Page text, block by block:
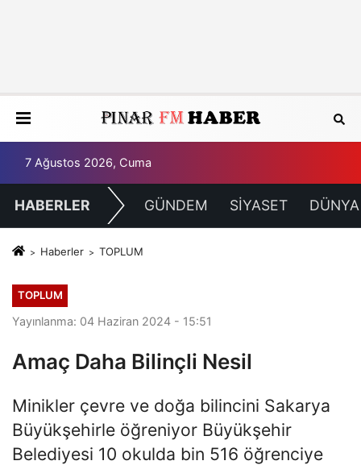
7 Ağustos 2026, Cuma
HABERLER GÜNDEM SİYASET DÜNYA
Haberler TOPLUM
TOPLUM
Yayınlanma: 04 Haziran 2024 - 15:51
Amaç Daha Bilinçli Nesil
Minikler çevre ve doğa bilincini Sakarya
Büyükşehirle öğreniyor Büyükşehir
Belediyesi 10 okulda bin 516 öğrenciye